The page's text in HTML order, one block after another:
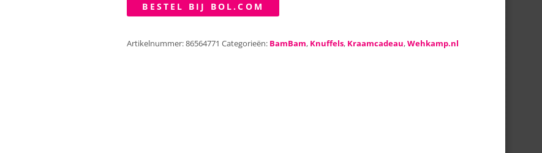
BESTEL BIJ BOL.COM
Artikelnummer:86564771 Categorieën: BamBam, Knuffels, Kraamcadeau,Wehkamp.nl